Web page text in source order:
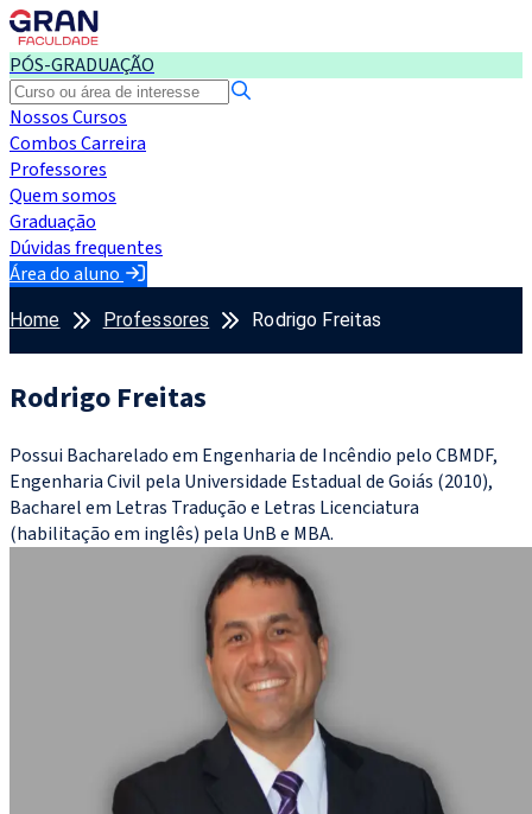
PÓS-GRADUAÇÃO
Nossos Cursos
Combos Carreira
Professores
Quem somos
Graduação
Dúvidas frequentes
Área do aluno
Home Professores Rodrigo Freitas
Rodrigo Freitas
Possui Bacharelado em Engenharia de Incêndio pelo CBMDF,
Engenharia Civil pela Universidade Estadual de Goiás (2010),
Bacharel em Letras Tradução e Letras Licenciatura
(habilitação em inglês) pela UnB e MBA.